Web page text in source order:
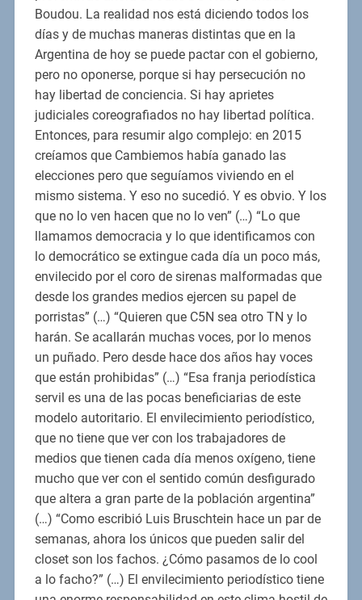
Boudou. La realidad nos está diciendo todos los
días y de muchas maneras distintas que en la
Argentina de hoy se puede pactar con el gobierno,
pero no oponerse, porque si hay persecución no
hay libertad de conciencia. Si hay aprietes
judiciales coreografiados no hay libertad política.
Entonces, para resumir algo complejo: en 2015
creíamos que Cambiemos había ganado las
elecciones pero que seguíamos viviendo en el
mismo sistema. Y eso no sucedió. Y es obvio. Y los
que no lo ven hacen que no lo ven” (…) “Lo que
llamamos democracia y lo que identificamos con
lo democrático se extingue cada día un poco más,
envilecido por el coro de sirenas malformadas que
desde los grandes medios ejercen su papel de
porristas” (…) “Quieren que C5N sea otro TN y lo
harán. Se acallarán muchas voces, por lo menos
un puñado. Pero desde hace dos años hay voces
que están prohibidas” (…) “Esa franja periodística
servil es una de las pocas beneficiarias de este
modelo autoritario. El envilecimiento periodístico,
que no tiene que ver con los trabajadores de
medios que tienen cada día menos oxígeno, tiene
mucho que ver con el sentido común desfigurado
que altera a gran parte de la población argentina”
(…) “Como escribió Luis Bruschtein hace un par de
semanas, ahora los únicos que pueden salir del
closet son los fachos. ¿Cómo pasamos de lo cool
a lo facho?” (…) El envilecimiento periodístico tiene